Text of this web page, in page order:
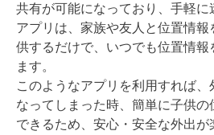
共有が可能になっており、手軽に
アプリは、家族や友人と位置情
供するだけで、いつでも位置情報
ます。
このようなアプリを利用すれば、
なってしまった時、簡単に子供
できるため、安心・安全な外出が